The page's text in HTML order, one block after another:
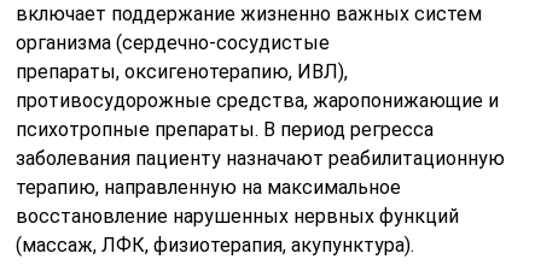
включает поддержание жизненно важных систем
организма (сердечно-сосудистые
препараты, оксигенотерапию, ИВЛ),
противосудорожные средства, жаропонижающие и
психотропные препараты. В период регресса
заболевания пациенту назначают реабилитационную
терапию, направленную на максимальное
восстановление нарушенных нервных функций
(массаж, ЛФК, физиотерапия, акупунктура).